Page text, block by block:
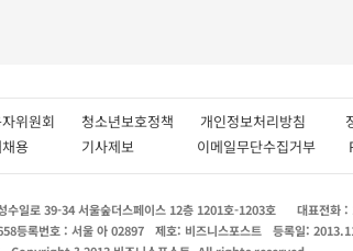
자위원회 청소년보호정책 개인정보처리방침
채용 기사제보 이메일무단수집거부
수일로 39-34 서울숲더스페이스 12층 1201호-1203호 대표전화
등록번호 : 서울 아 02897 제호: 비즈니스포스트 등록일: